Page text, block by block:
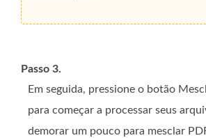
Passo 3.
Em seguida, pressione o botão
para começar a processar seus
demorar um pouco para mesclar